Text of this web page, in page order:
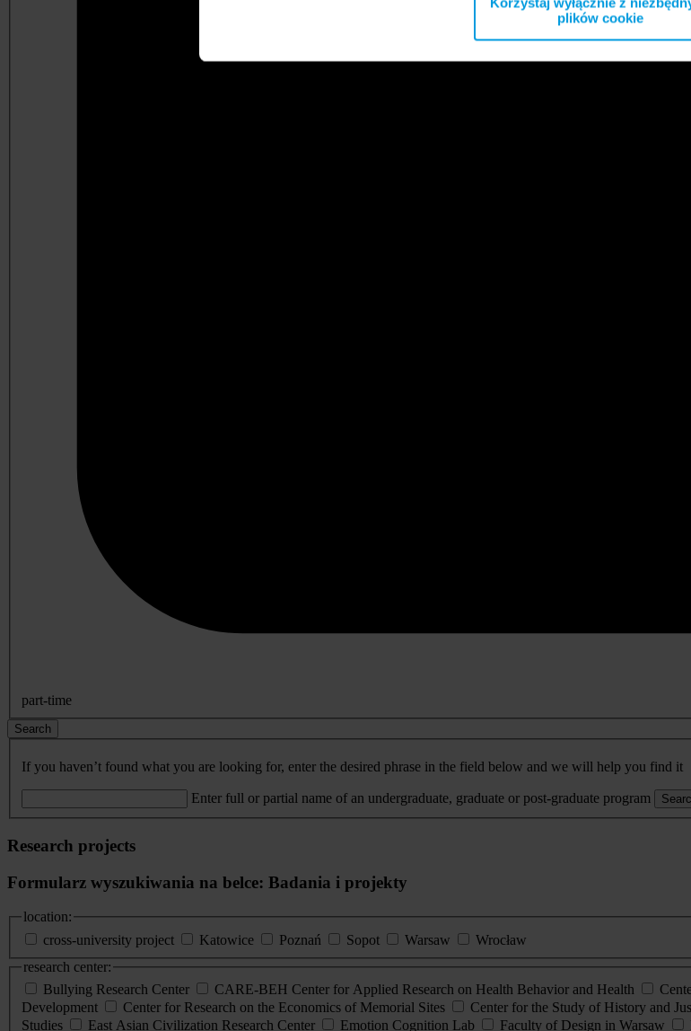
plików cookie
part-time
Search
If you haven’t found what you are looking for, enter the desired phrase in the field below and we will help you find it
Enter full or partial name of an undergraduate, graduate or post-graduate program
Research projects
Formularz wyszukiwania na belce: Badania i projekty
location:
cross-university project
Katowice Poznań Sopot Warsaw
Wrocław
research center:
Bullying Research Center
CARE-BEH Center for Applied Research on Health Behavior and Health
Development
Center for Research on the Economics of Memorial Sites Center for the Study of History and
Studies
East Asian Civilization Research Center Emotion Cognition Lab Faculty of Design in Warsaw